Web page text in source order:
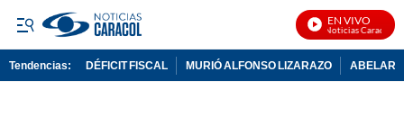
EN VIVO
Noticias Caracol En
Tendencias: DÉFICIT FISCAL MURIÓ ALFONSO LIZARAZO